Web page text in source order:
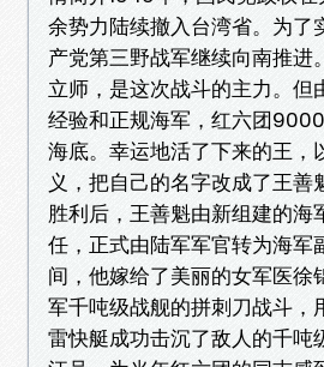
余势力陆续撤入台湾省。为了
产党第三野战军继续向南推进
立师，是这次战斗的主力。但
经验和正规海军，红六团
海底。幸运地活了下来的王，
义，把自己的名字改成了王善
胜利后，王善魁由新组建的海
任，正式由陆军军官转为海军
间，他嫁给了美丽的女军医徐
军千吨级战舰的拼刺刀战斗，
雷快艇成功击沉了敌人的千吨